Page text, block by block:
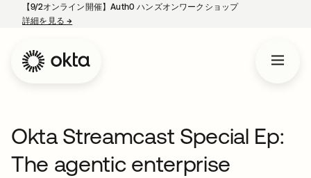
【9/2オンライン開催】Auth0 ハンズオンワークショップ
詳細を見る→
Okta Streamcast Special Ep:
The agentic enterprise